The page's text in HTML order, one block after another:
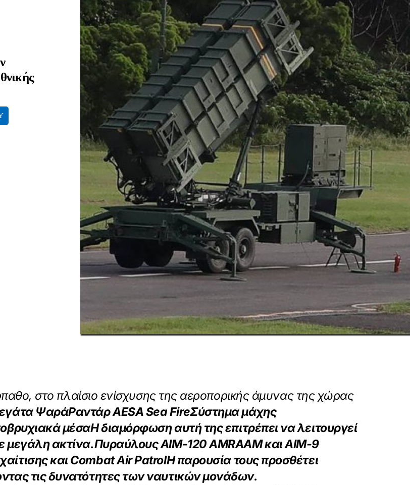
στο πλαίσιο ενίσχυσης της αεροπορικής άμυνας της χώρας
ΨαράΡαντάρ AESA Sea FireΣύστημα μάχης
μέσαΗ διαμόρφωση αυτή της επιτρέπει να λειτουργεί
μεγάλη ακτίνα.Πυραύλους AIM-120 AMRAAM και AIM-9
και Combat Air PatrolΗ παρουσία τους προσθέτει
τις δυνατότητες των ναυτικών μονάδων.